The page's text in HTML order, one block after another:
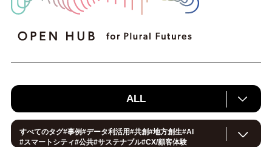
ALL
すべてのタグ#事例#データ利活用#共創#地方創生#AI
#スマートシティ#公共#サステナブル#CX/顧客体験